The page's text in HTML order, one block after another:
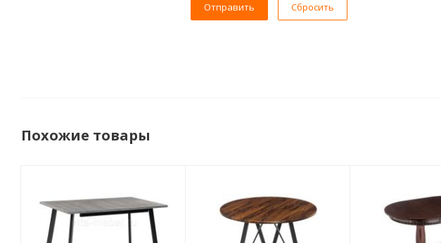
Сбросить
Похожие товары